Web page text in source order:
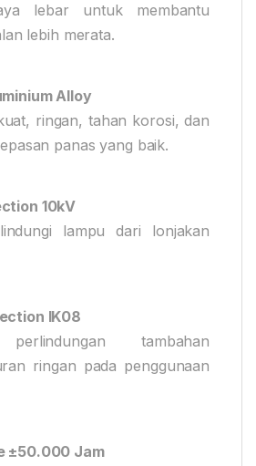
lebar untuk membantu
lebih merata.
Alloy
ringan, tahan korosi, dan
panas yang baik.
10kV
lampu dari lonjakan
IK08
perlindungan tambahan
ringan pada penggunaan
±50.000 Jam